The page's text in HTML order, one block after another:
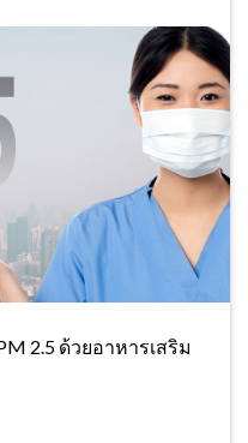
2.5 ด้วยอาหารเสริม